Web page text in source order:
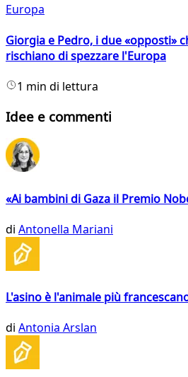
Europa
Giorgia e Pedro, i due «opposti»
rischiano di spezzare l'Europa
1 min di lettura
Idee e commenti
«Ai bambini di Gaza il Premio
di Antonella Mariani
L'asino è l'animale più
di Antonia Arslan